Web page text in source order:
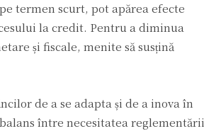
termen scurt, pot apărea efecte
la credit. Pentru a diminua
și fiscale, menite să susțină
de a se adapta și de a inova în
între necesitatea reglementării